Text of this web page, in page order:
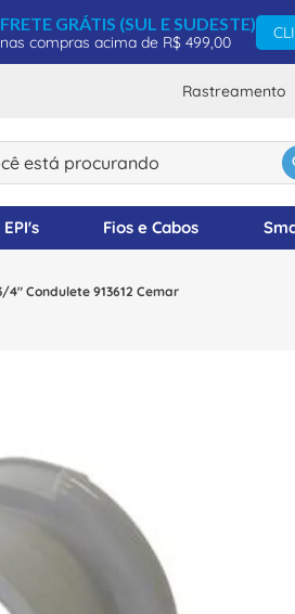
FRETE GRÁTIS (SUL E SUDESTE)
nas compras acima de R$ 499,00
Rastreamento
procurando
EPI's Fios e Cabos
Condulete 913612 Cemar